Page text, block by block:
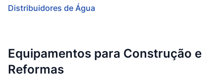
Distribuidores de Água
Equipamentos para Construção e
Reformas